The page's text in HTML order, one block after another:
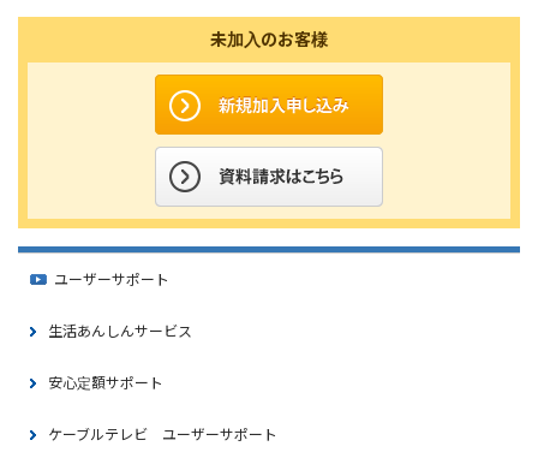
未加入のお客様
ユーザーサポート
生活あんしんサービス
安心定額サポート
ケーブルテレビ ユーザーサポート